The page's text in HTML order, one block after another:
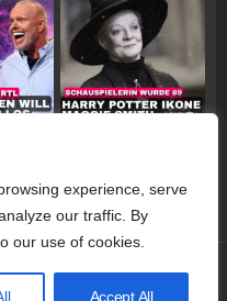
experience, serve
our traffic. By
our use of cookies.
Accept All